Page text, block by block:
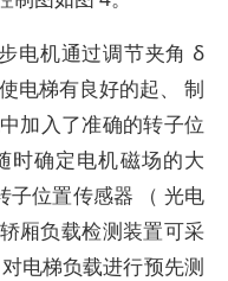
电机通过调节夹角 δ
电梯有良好的起、 制
加入了准确的转子位
时确定电机磁场的大
子位置传感器 （ 光电
厢负载检测装置可采
电梯负载进行预先测